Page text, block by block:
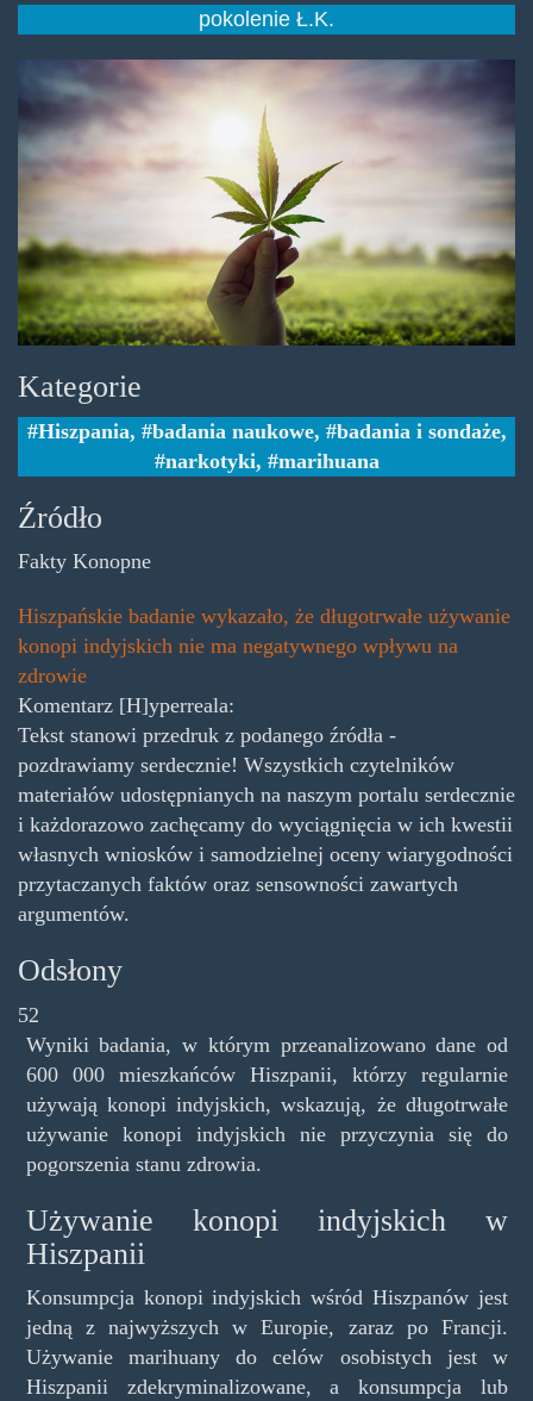
pokolenie Ł.K.
cannaleaf.jpg
Kategorie
Hiszpania, badania naukowe, badania i sondaże,
narkotyki, marihuana
Źródło
Fakty Konopne
Hiszpańskie badanie wykazało, że długotrwałe używanie
konopi indyjskich nie ma negatywnego wpływu na
zdrowie
Komentarz [H]yperreala:
Tekst stanowi przedruk z podanego źródła -
pozdrawiamy serdecznie! Wszystkich czytelników
materiałów udostępnianych na naszym portalu serdecznie
i każdorazowo zachęcamy do wyciągnięcia w ich kwestii
własnych wniosków i samodzielnej oceny wiarygodności
przytaczanych faktów oraz sensowności zawartych
argumentów.
Odsłony
52
Wyniki badania, w którym przeanalizowano dane od
600 000 mieszkańców Hiszpanii, którzy regularnie
używają konopi indyjskich, wskazują, że długotrwałe
używanie konopi indyjskich nie przyczynia się do
pogorszenia stanu zdrowia.
Używanie konopi indyjskich w
Hiszpanii
Konsumpcja konopi indyjskich wśród Hiszpanów jest
jedną z najwyższych w Europie, zaraz po Francji.
Używanie marihuany do celów osobistych jest w
Hiszpanii zdekryminalizowane, a konsumpcja lub